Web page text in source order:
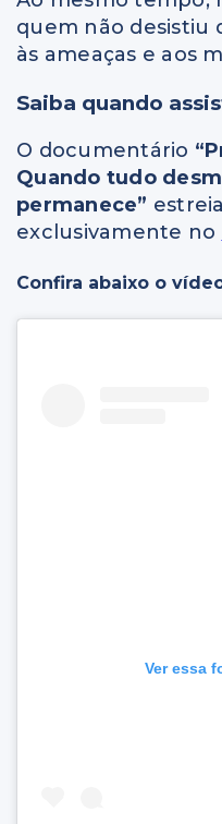
quem não desistiu
às ameaças e aos
Saiba quando
O documentário
Quando tudo
permanece”
exclusivamente no
Confira abaixo o
Ver essa